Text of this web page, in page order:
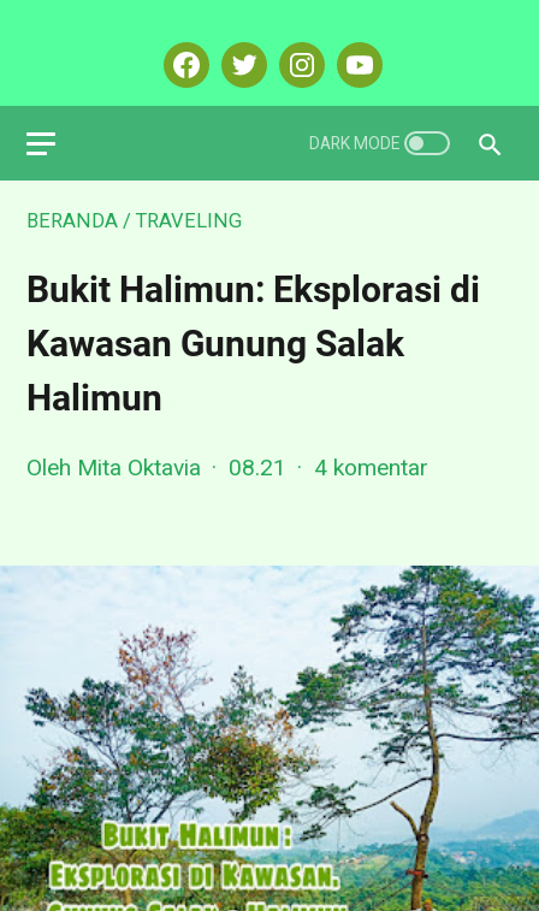
BERANDA / TRAVELING
Bukit Halimun: Eksplorasi di
Kawasan Gunung Salak
Halimun
Oleh Mita Oktavia 08.21 4 komentar